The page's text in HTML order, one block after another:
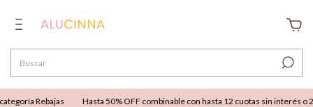
Rebajas Hasta 50% OFF combinable con hasta 12 cuotas sin interés o